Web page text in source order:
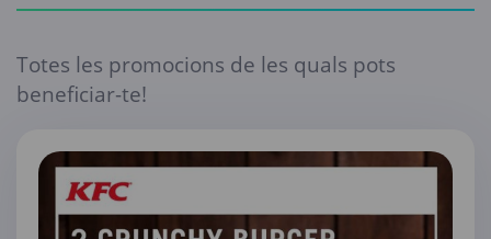
Totes les promocions de les quals pots
beneficiar-te!